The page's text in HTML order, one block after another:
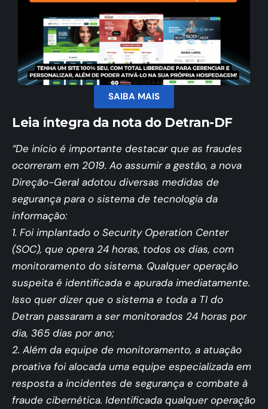
SAIBA MAIS
Leia íntegra da nota do Detran-DF
“De início é importante destacar que as fraudes
ocorreram em 2019. Ao assumir a gestão, a nova
Direção-Geral adotou diversas medidas de
segurança para o sistema de tecnologia da
informação:
1. Foi implantado o Security Operation Center
(SOC), que opera 24 horas, todos os dias, com
monitoramento do sistema. Qualquer operação
suspeita é identificada e apurada imediatamente.
Isso quer dizer que o sistema e toda a TI do
Detran passaram a ser monitorados 24 horas por
dia, 365 dias por ano;
2. Além da equipe de monitoramento, a atuação
proativa foi alocada uma equipe especializada em
resposta a incidentes de segurança e combate à
fraude cibernética. Identificada qualquer operação